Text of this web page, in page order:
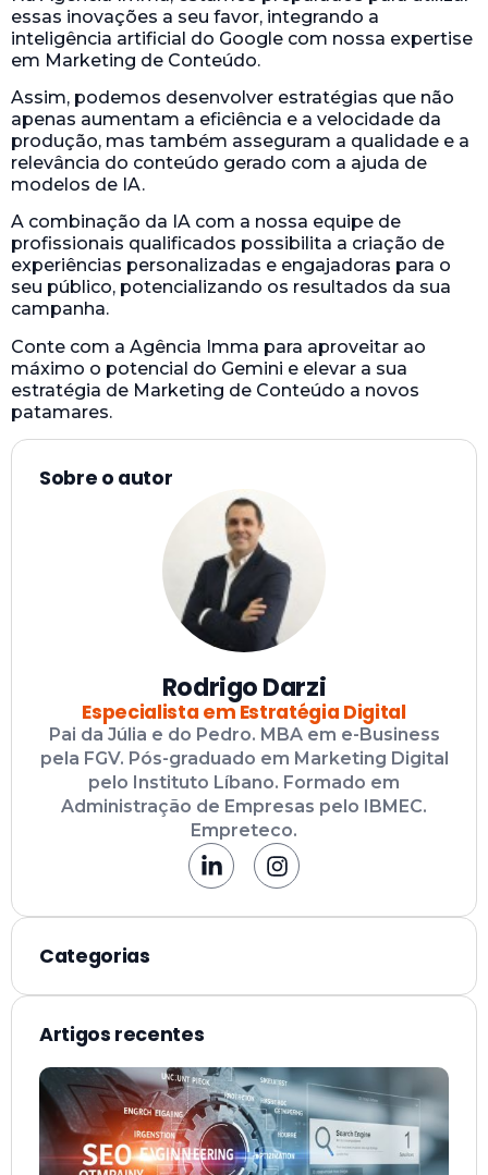
essas inovações a seu favor, integrando a
inteligência artificial do Google com nossa expertise
em Marketing de Conteúdo.
Assim, podemos desenvolver estratégias que não
apenas aumentam a eficiência e a velocidade da
produção, mas também asseguram a qualidade e a
relevância do conteúdo gerado com a ajuda de
modelos de IA.
A combinação da IA com a nossa equipe de
profissionais qualificados possibilita a criação de
experiências personalizadas e engajadoras para o
seu público, potencializando os resultados da sua
campanha.
Conte com a Agência Imma para aproveitar ao
máximo o potencial do Gemini e elevar a sua
estratégia de Marketing de Conteúdo a novos
patamares.
Sobre o autor
Rodrigo Darzi
Especialista em Estratégia Digital
Pai da Júlia e do Pedro. MBA em e-Business
pela FGV. Pós-graduado em Marketing Digital
pelo Instituto Líbano. Formado em
Administração de Empresas pelo IBMEC.
Empreteco.
Categorias
Artigos recentes